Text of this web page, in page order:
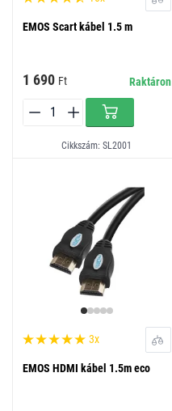
EMOS Scart kábel 1.5 m
1 690 Ft Raktáron
Cikkszám: SL2001
3x
EMOS HDMI kábel 1.5m eco